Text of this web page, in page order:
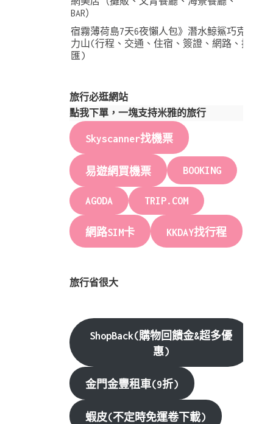
BAR）
宿霧薄荷島7天6夜懶人包》潛水鯨鯊巧克
力山(行程、交通、住宿、簽證、網路、換
匯)
旅行必逛網站
點我下單，一塊支持米雅的旅行
Skyscanner找機票
易遊網買機票 BOOKING
AGODA TRIP.COM
網路SIM卡 KKDAY找行程
旅行省很大
ShopBack(購物回饋金&超多優
惠)
金門金豐租車(9折)
蝦皮(不定時免運卷下載)